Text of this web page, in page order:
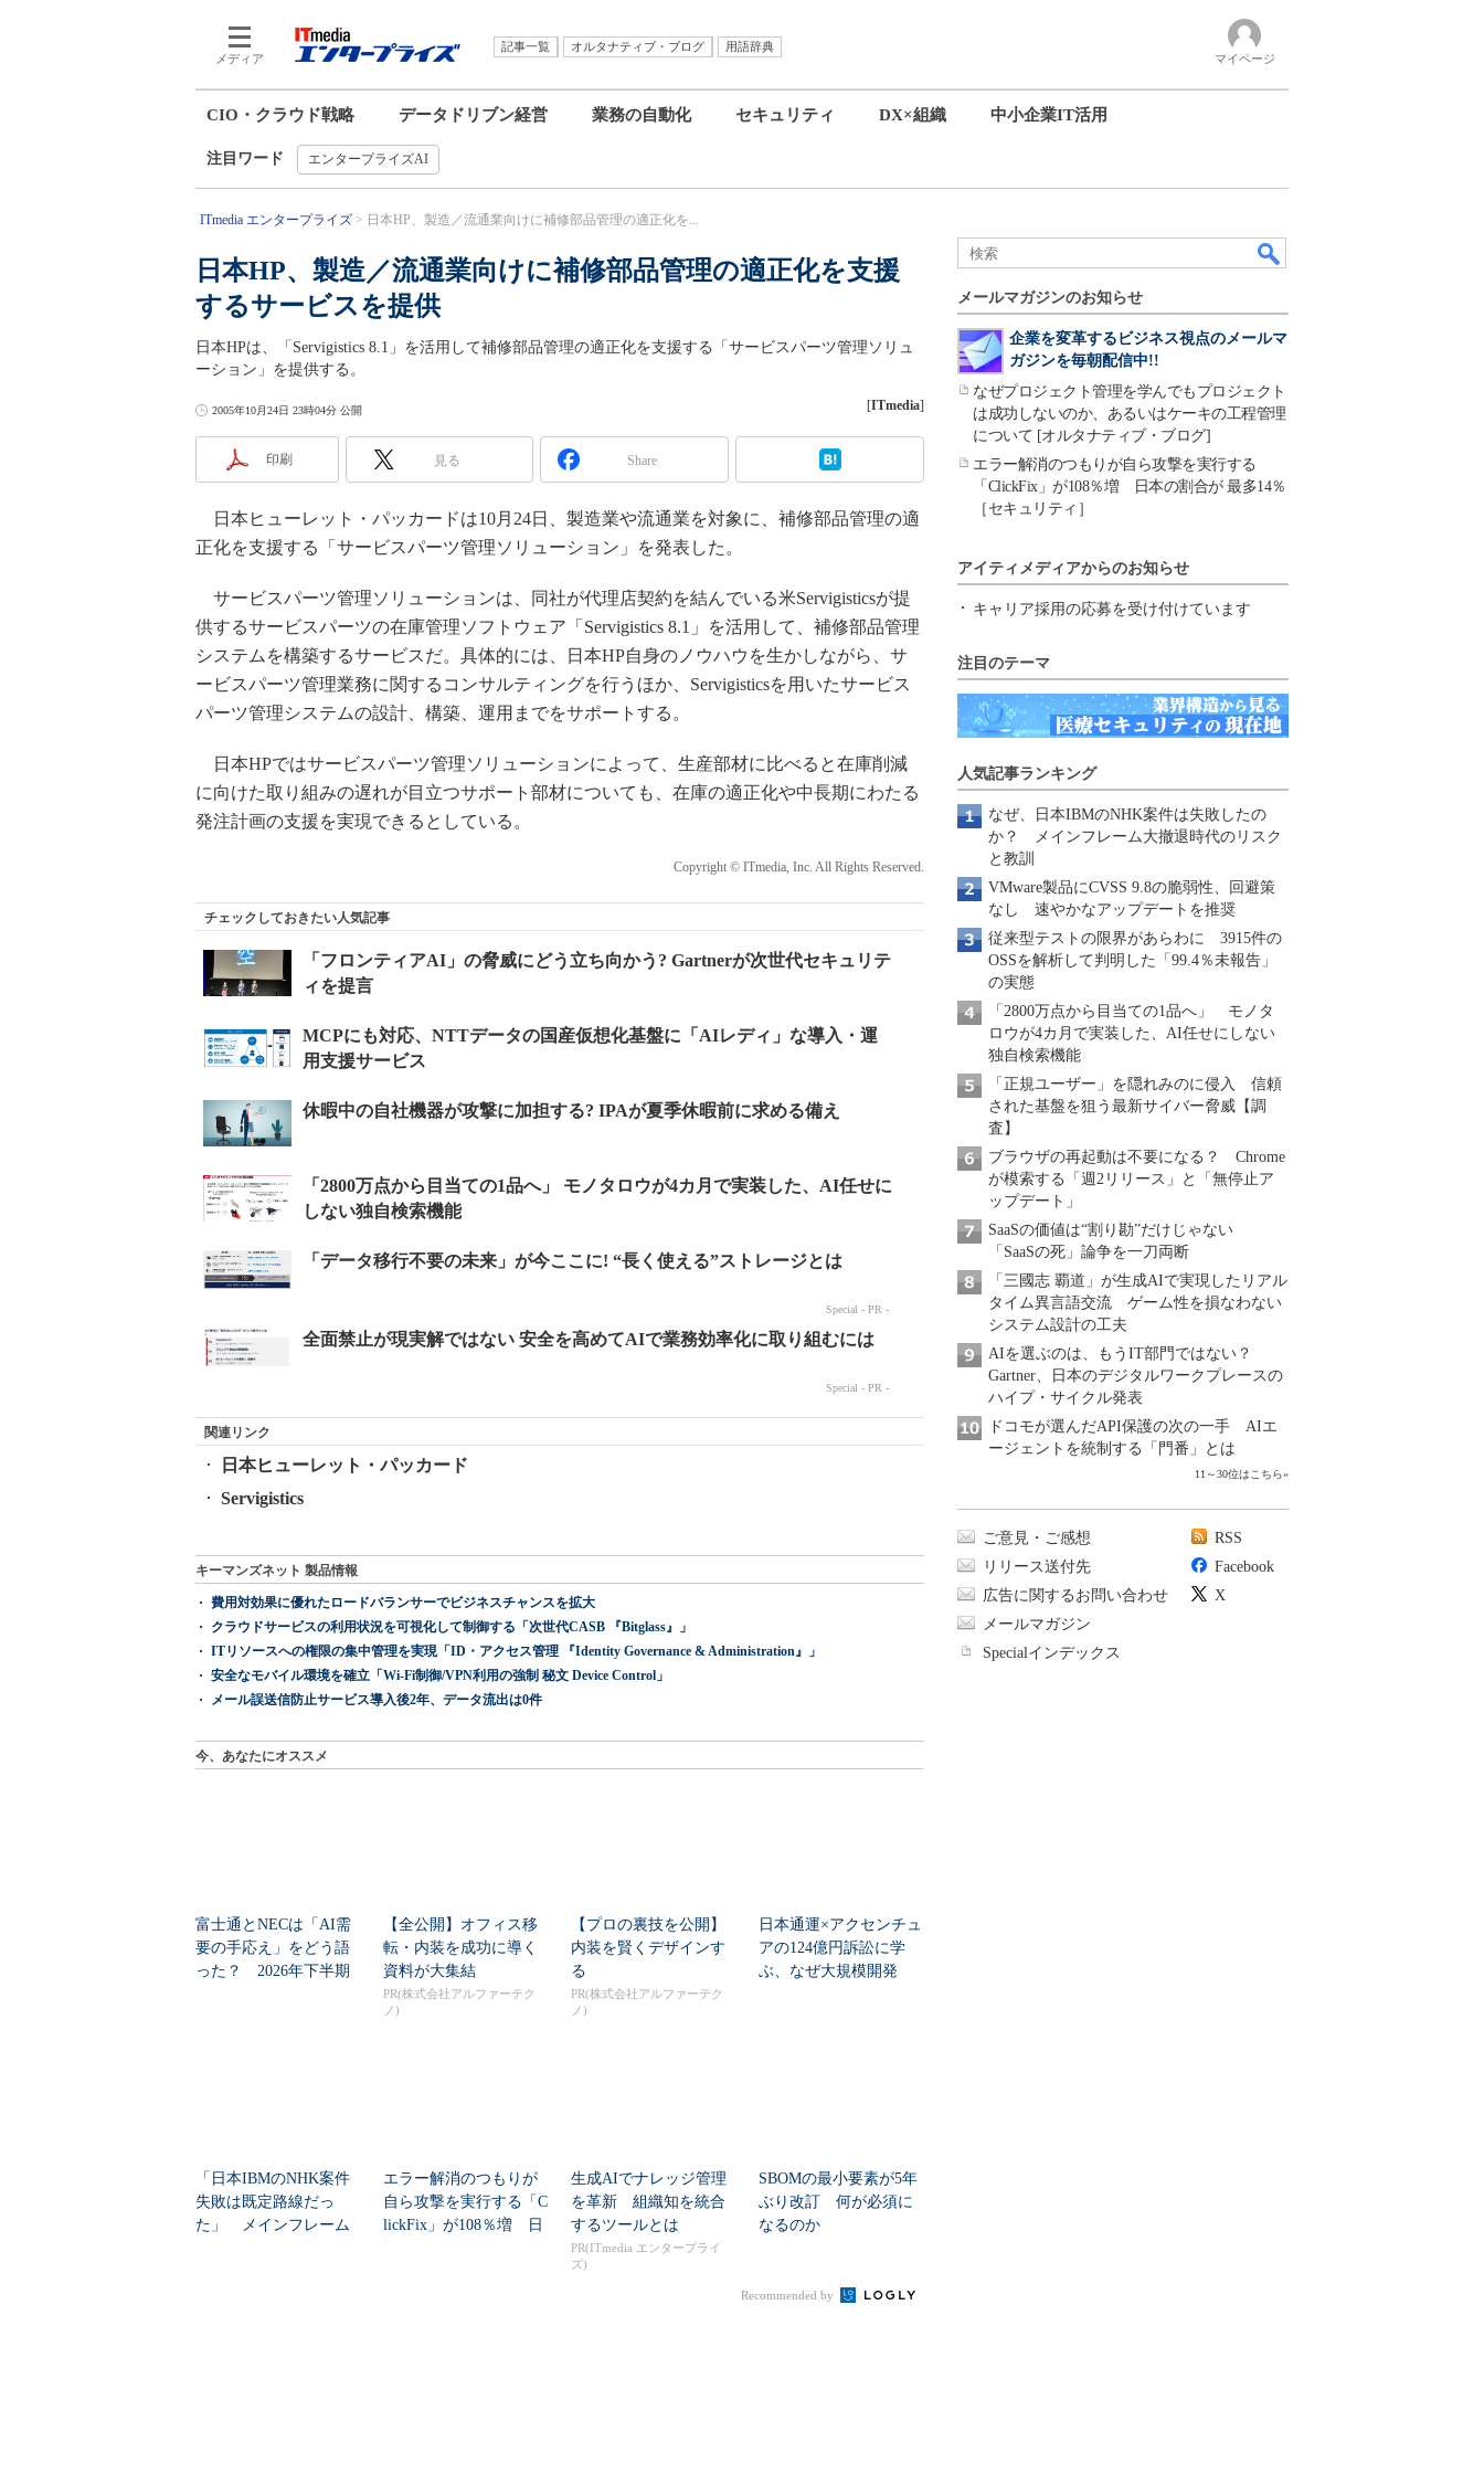
メディア
記事一覧 オルタナティブ・ブログ
用語辞典
マイページ
CIO・クラウド戦略 データドリブン経営 業務の自動化 セキュリティ DX×組織 中小企業IT活用
注目ワード エンタープライズAI
ITmedia エンタープライズ 日本HP、製造／流通業向けに補修部品管理の適正化を...
日本HP、製造／流通業向けに補修部品管理の適正化を支援
するサービスを提供
日本HPは、「Servigistics 8.1」を活用して補修部品管理の適正化を支援する「サービスパーツ管理ソリュ
ーション」を提供する。
2005年10月24日 23時04分 公開 [ITmedia]
印刷 見る Share
日本ヒューレット・パッカードは10月24日、製造業や流通業を対象に、補修部品管理の適
正化を支援する「サービスパーツ管理ソリューション」を発表した。
サービスパーツ管理ソリューションは、同社が代理店契約を結んでいる米Servigisticsが提
供するサービスパーツの在庫管理ソフトウェア「Servigistics 8.1」を活用して、補修部品管理
システムを構築するサービスだ。具体的には、日本HP自身のノウハウを生かしながら、サ
ービスパーツ管理業務に関するコンサルティングを行うほか、Servigisticsを用いたサービス
パーツ管理システムの設計、構築、運用までをサポートする。
日本HPではサービスパーツ管理ソリューションによって、生産部材に比べると在庫削減
に向けた取り組みの遅れが目立つサポート部材についても、在庫の適正化や中長期にわたる
発注計画の支援を実現できるとしている。
Copyright © ITmedia, Inc. All Rights Reserved.
チェックしておきたい人気記事
関連リンク
日本ヒューレット・パッカード
Servigistics
キーマンズネット 製品情報
費用対効果に優れたロードバランサーでビジネスチャンスを拡大
クラウドサービスの利用状況を可視化して制御する「次世代CASB 『Bitglass』」
ITリソースへの権限の集中管理を実現「ID・アクセス管理 『Identity Governance & Administration』」
安全なモバイル環境を確立「Wi-Fi制御/VPN利用の強制 秘文 Device Control」
メール誤送信防止サービス導入後2年、データ流出は0件
今、あなたにオススメ
富士通とNECは「AI需
要の手応え」をどう語
った？ 2026年下半期
【全公開】オフィス移
転・内装を成功に導く
資料が大集結
PR(株式会社アルファーテク
ノ)
【プロの裏技を公開】
内装を賢くデザインす
る
PR(株式会社アルファーテク
ノ)
日本通運×アクセンチュ
アの124億円訴訟に学
ぶ、なぜ大規模開発
「日本IBMのNHK案件
失敗は既定路線だっ
た」 メインフレーム
エラー解消のつもりが
自ら攻撃を実行する「C
lickFix」が108％増 日
生成AIでナレッジ管理
を革新 組織知を統合
するツールとは
PR(ITmedia エンタープライ
ズ)
SBOMの最小要素が5年
ぶり改訂 何が必須に
なるのか
Recommended by
メールマガジンのお知らせ
企業を変革するビジネス視点のメールマ
ガジンを毎朝配信中!!
なぜプロジェクト管理を学んでもプロジェクト
は成功しないのか、あるいはケーキの工程管理
について [オルタナティブ・ブログ]
エラー解消のつもりが自ら攻撃を実行する
「ClickFix」が108％増 日本の割合が 最多14％
［セキュリティ］
アイティメディアからのお知らせ
キャリア採用の応募を受け付けています
注目のテーマ
人気記事ランキング
なぜ、日本IBMのNHK案件は失敗したの
か？ メインフレーム大撤退時代のリスク
と教訓
VMware製品にCVSS 9.8の脆弱性、回避策
なし 速やかなアップデートを推奨
従来型テストの限界があらわに 3915件の
OSSを解析して判明した「99.4％未報告」
の実態
「2800万点から目当ての1品へ」 モノタ
ロウが4カ月で実装した、AI任せにしない
独自検索機能
「正規ユーザー」を隠れみのに侵入 信頼
された基盤を狙う最新サイバー脅威【調
査】
ブラウザの再起動は不要になる？ Chrome
が模索する「週2リリース」と「無停止ア
ップデート」
SaaSの価値は“割り勘”だけじゃない
「SaaSの死」論争を一刀両断
「三國志 覇道」が生成AIで実現したリアル
タイム異言語交流 ゲーム性を損なわない
システム設計の工夫
AIを選ぶのは、もうIT部門ではない？
Gartner、日本のデジタルワークプレースの
ハイプ・サイクル発表
ドコモが選んだAPI保護の次の一手 AIエ
ージェントを統制する「門番」とは
11～30位はこちら»
ご意見・ご感想
リリース送付先
広告に関するお問い合わせ
メールマガジン
Specialインデックス
RSS
Facebook
X